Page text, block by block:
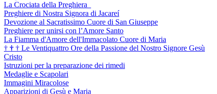
La Crociata della Preghiera
Preghiere di Nostra Signora di Jacareí
Devozione al Sacratissimo Cuore di San Giuseppe
Preghiere per unirsi con l’Amore Santo
La Fiamma d'Amore dell'Immacolato Cuore di Maria
† † † Le Ventiquattro Ore della Passione del Nostro Signore Gesù
Cristo
Istruzioni per la preparazione dei rimedi
Medaglie e Scapolari
Immagini Miracolose
Apparizioni di Gesù e Maria